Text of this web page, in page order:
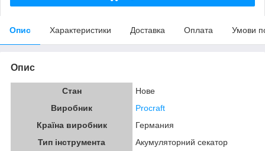
Опис Характеристики Доставка Оплата Умови
Опис
Стан
Нове
Виробник
Procraft
Країна виробник
Германия
Тип інструмента
Акумуляторний секатор